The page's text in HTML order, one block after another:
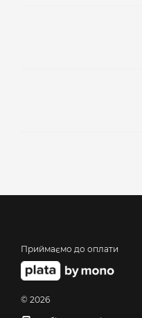
Приймаємо до оплати
© 2026